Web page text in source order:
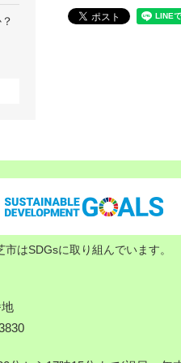
市はSDGsに取り組んでいます。